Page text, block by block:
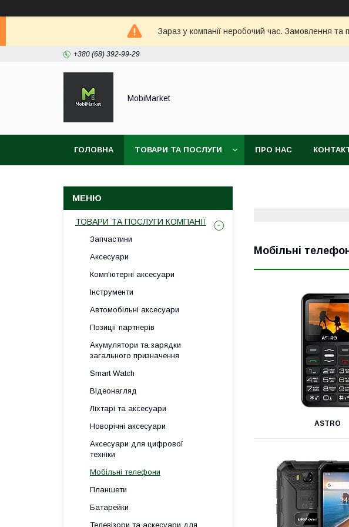
Зараз у компанії неробочий час. Замовлення
+380 (68) 392-99-29
MobiMarket
ГОЛОВНА ТОВАРИ ТА ПОСЛУГИ ПРО НАС
Мобільні
ASTRO
ТОВАРИ ТА ПОСЛУГИ КОМПАНІЇ
Запчастини
Аксесуари
Комп'ютерні аксесуари
Інструменти
Автомобільні аксесуари
Позиції партнерів
Акумулятори та зарядки
загального призначення
Smart Watch
Відеонагляд
Ліхтарі та аксесуари
Новорічні аксесуари
Аксесуари для цифрової
техніки
Мобільні телефони
Планшети
Батарейки
Телевізори та аскесуари для